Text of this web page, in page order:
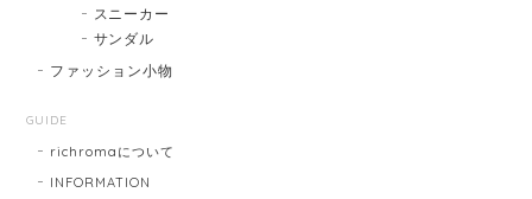
スニーカー
サンダル
ファッション小物
GUIDE
richromaについて
INFORMATION